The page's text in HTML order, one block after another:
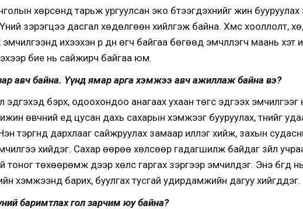
хөрсөнд тарьж ургуулсан эко бүтээгдэхүүнийг жин
зэрэгцээ дасгал хөдөлгөөн хийлгэж байна. Хүмүүс хооллолт,
ихээхэн үр дүн өгч байгаа бөгөөд эмчлүүлэгч маань хэт
бие нь сайжирч байгаа юм.
авч байна. Үүнд ямар арга хэмжээ авч ажиллаж байна вэ?
бэрх, одоохондоо анагаах ухаан төгс эдгээх эмчилгээг
өвчний үед цусан дахь сахарын хэмжээг бууруулах, түүнийг
тэргүүнд дархлааг сайжруулах замаар иллэг хийж, захын
хийдэг. Сахар өөрөө хөлсөөр гадагшилж байдаг зүйл
тоног төхөөрөмж дээр хөлс гаргах зэргээр эмчилдэг. Энэ бүгд
хэмжээнд барих, буулгах тусгай удирдамжийн дагуу хийгддэг.
баримтлах гол зарчим юу байна?